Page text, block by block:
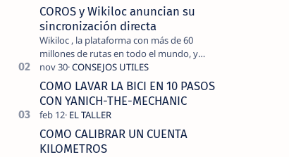
COROS y Wikiloc anuncian su
sincronización directa
Wikiloc , la plataforma con más de 60
millones de rutas en todo el mundo, y
COROS , marca de dispositivos GPS
reconocida mundialmente por su
tecnolo…
COMO LAVAR LA BICI EN 10 PASOS
CON YANICH-THE-MECHANIC
COMO CALIBRAR UN CUENTA
KILOMETROS